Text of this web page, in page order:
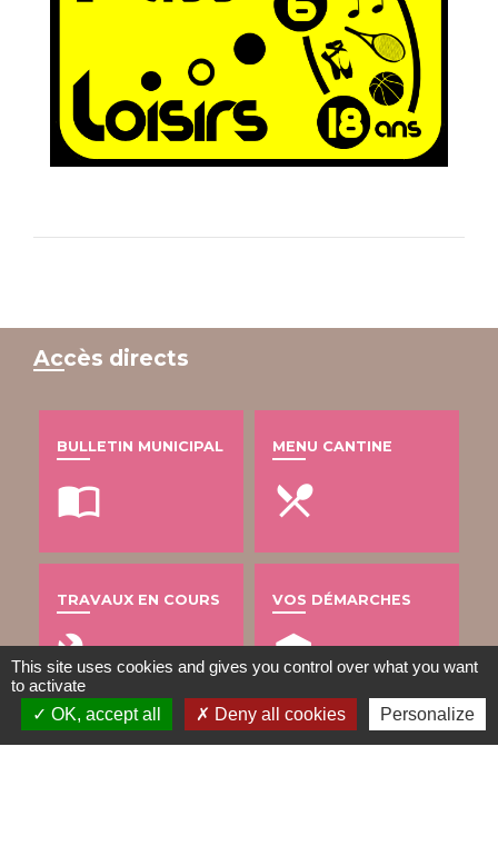
Accès directs
BULLETIN MUNICIPAL
import_contacts
MENU CANTINE
local_dining
TRAVAUX EN COURS
build
VOS DÉMARCHES
account_balance
This site uses cookies and gives you control over what you want
to activate
OK, accept all
Deny all cookies Personalize